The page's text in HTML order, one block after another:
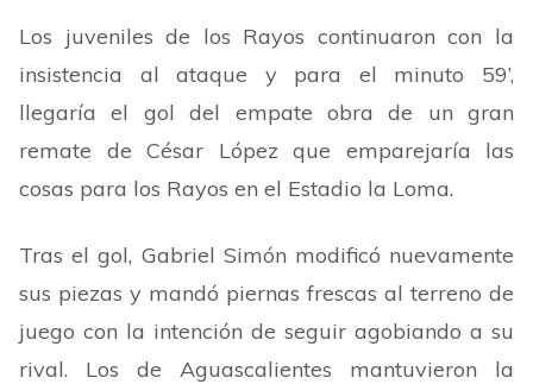
Los juveniles de los Rayos continuaron con la
insistencia al ataque y para el minuto 59’,
llegaría el gol del empate obra de un gran
remate de César López que emparejaría las
cosas para los Rayos en el Estadio la Loma.
Tras el gol, Gabriel Simón modificó nuevamente
sus piezas y mandó piernas frescas al terreno de
juego con la intención de seguir agobiando a su
rival. Los de Aguascalientes mantuvieron la